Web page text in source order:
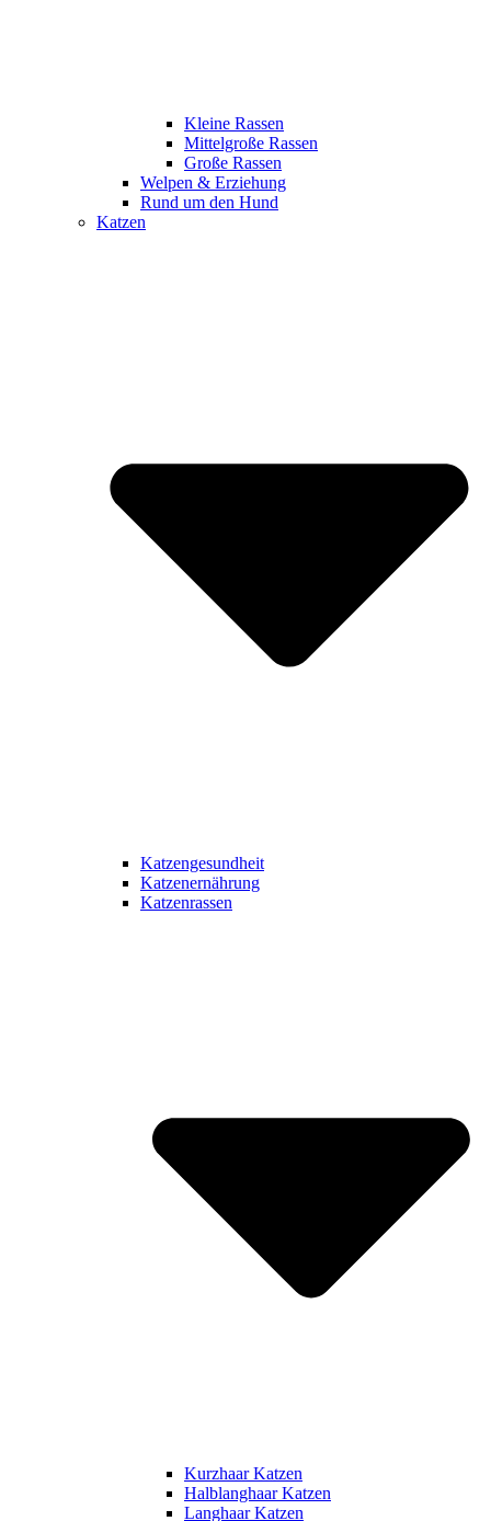
Kleine Rassen
Mittelgroße Rassen
Große Rassen
Welpen & Erziehung
Rund um den Hund
Katzen
Katzengesundheit
Katzenernährung
Katzenrassen
Kurzhaar Katzen
Halblanghaar Katzen
Langhaar Katzen